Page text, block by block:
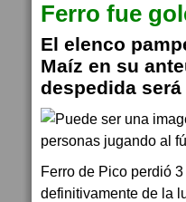
Ferro fue
El elenco
Maíz en su
despedida
Ferro de Pico perdió
definitivamente de la